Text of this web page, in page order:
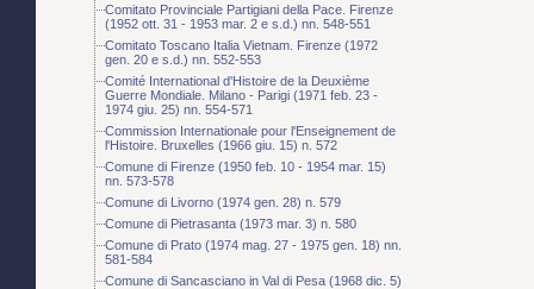
Comitato Provinciale Partigiani della Pace. Firenze
(1952 ott. 31 - 1953 mar. 2 e s.d.) nn. 548-551
Comitato Toscano Italia Vietnam. Firenze (1972
gen. 20 e s.d.) nn. 552-553
Comité International d'Histoire de la Deuxième
Guerre Mondiale. Milano - Parigi (1971 feb. 23 -
1974 giu. 25) nn. 554-571
Commission Internationale pour l'Enseignement de
l'Histoire. Bruxelles (1966 giu. 15) n. 572
Comune di Firenze (1950 feb. 10 - 1954 mar. 15)
nn. 573-578
Comune di Livorno (1974 gen. 28) n. 579
Comune di Pietrasanta (1973 mar. 3) n. 580
Comune di Prato (1974 mag. 27 - 1975 gen. 18) nn.
581-584
Comune di Sancasciano in Val di Pesa (1968 dic. 5)